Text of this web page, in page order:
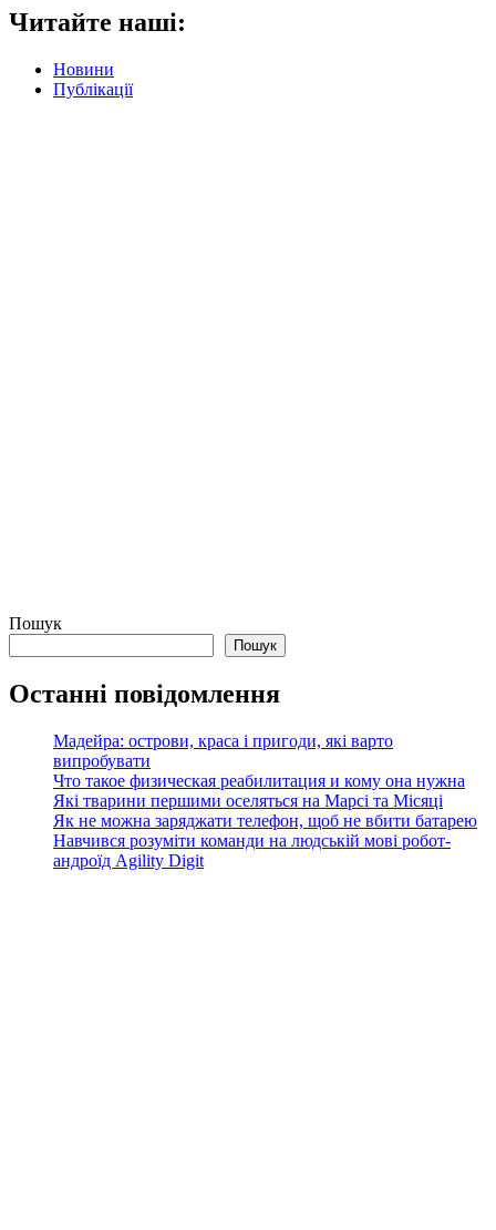
Читайте наші:
Новини
Публікації
Пошук
Пошук
Останні повідомлення
Мадейра: острови, краса і пригоди, які варто
випробувати
Что такое физическая реабилитация и кому она нужна
Які тварини першими оселяться на Марсі та Місяці
Як не можна заряджати телефон, щоб не вбити батарею
Навчився розуміти команди на людській мові робот-
андроїд Agility Digit